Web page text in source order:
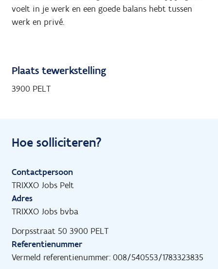
voelt in je werk en een goede balans hebt tussen
werk en privé.
Plaats tewerkstelling
3900 PELT
Hoe solliciteren?
Contactpersoon
TRIXXO Jobs Pelt
Adres
TRIXXO Jobs bvba
Dorpsstraat 50 3900 PELT
Referentienummer
Vermeld referentienummer: 008/540553/1783323835